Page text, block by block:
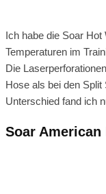
Ich habe die Soar
Temperaturen im
Die
Hose als bei den
Unterschied fand ich
Soar American